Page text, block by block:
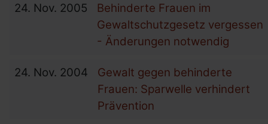
24. Nov. 2005
Behinderte Frauen im
Gewaltschutzgesetz vergessen
- Änderungen notwendig
24. Nov. 2004
Gewalt gegen behinderte
Frauen: Sparwelle verhindert
Prävention